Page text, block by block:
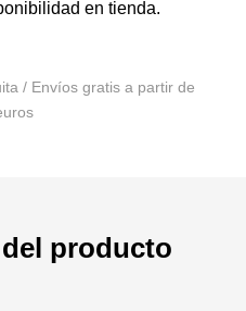
en tienda.
producto